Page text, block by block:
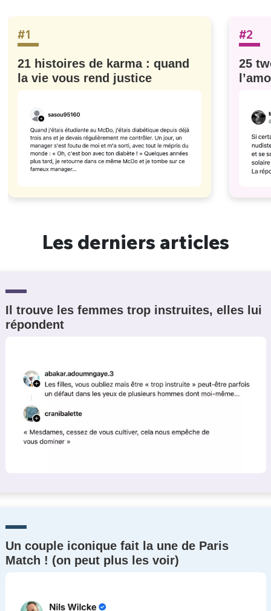
#1
21 histoires de karma : quand
la vie vous rend justice
#2
25
Les derniers articles
Il trouve les femmes trop instruites, elles lui
répondent
Un couple iconique fait la une de Paris
Match ! (on peut plus les voir)